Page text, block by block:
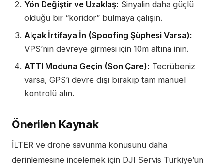
Yön Değiştir ve Uzaklaş: Sinyalin daha güçlü
olduğu bir “koridor” bulmaya çalışın.
Alçak İrtifaya İn (Spoofing Şüphesi Varsa):
VPS’nin devreye girmesi için 10m altına inin.
ATTI Moduna Geçin (Son Çare): Tecrübeniz
varsa, GPS’i devre dışı bırakıp tam manuel
kontrolü alın.
Önerilen Kaynak
İLTER ve drone savunma konusunu daha
derinlemesine incelemek için DJI Servis Türkiye’un